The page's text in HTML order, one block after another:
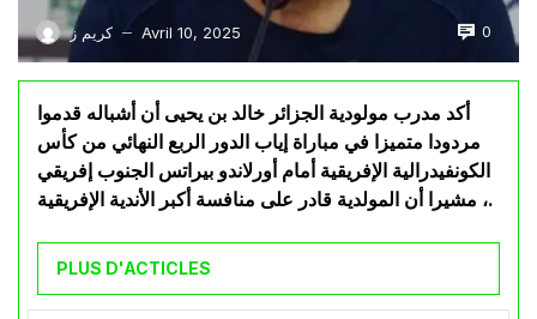
كريم ز — Avril 10, 2025 0
أكد مدرب مولودية الجزائر خالد بن يحيى أن أشباله قدموا
مردودا متميزا في مباراة إياب الدور الربع النهائي من كأس
الكونفيدرالية الإفريقية أمام أورلاندو بيراتس الجنوب إفريقي
، مشيرا أن المولدية قادر على منافسة أكبر الأندية الإفريقية.
PLUS D'ACTICLES